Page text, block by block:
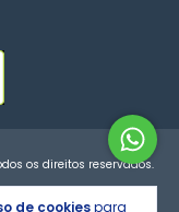
de cookiespara
os direitos reservados.